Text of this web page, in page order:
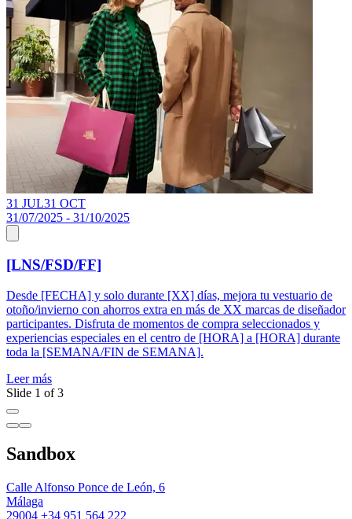
31 JUL31 OCT
31/07/2025 - 31/10/2025
[LNS/FSD/FF]
Desde [FECHA] y solo durante [XX] días, mejora tu vestuario de
otoño/invierno con ahorros extra en más de XX marcas de diseñador
participantes. Disfruta de momentos de compra seleccionados y
experiencias especiales en el centro de [HORA] a [HORA] durante
toda la [SEMANA/FIN de SEMANA].
Leer más
Slide 1 of 3
Sandbox
Calle Alfonso Ponce de León, 6
Málaga
29004 +34 951 564 222